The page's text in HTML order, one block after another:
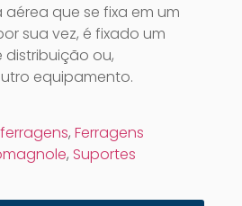
aérea que se fixa em um
sua vez, é fixado um
ou,
equipamento.
, Ferragens
, Suportes